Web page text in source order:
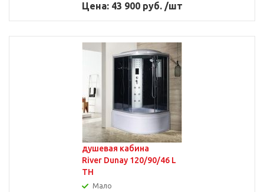
Цена: 43 900 руб. /шт
душевая кабина
River Dunay 120/90/46 L
TH
Мало